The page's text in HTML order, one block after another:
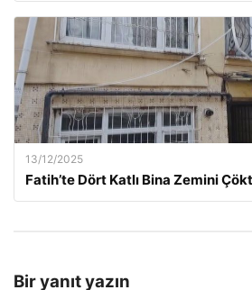
13/12/2025
Fatih’te Dört Katlı Bina Zemini
Bir yanıt yazın